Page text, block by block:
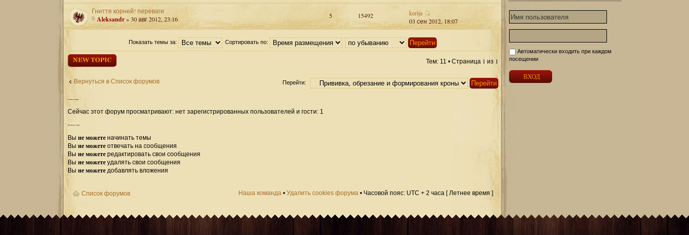
Гниття корней! переваги
Aleksandr» 30 авг 2012, 23:16 5 15492
kerija
03 сен 2012, 18:07
Показать темы за: Сортировать по:
Начать новую
тему
Тем: 11 • Страница 1 из 1
Вернуться в Список форумов Перейти:
Кто сейчас на форуме
Сейчас этот форум просматривают: нет зарегистрированных пользователей и гости: 1
Права доступа к форуму
Вы не можете начинать темы
Вы не можете отвечать на сообщения
Вы не можете редактировать свои сообщения
Вы не можете удалять свои сообщения
Вы не можете добавлять вложения
Список форумов Наша команда • Удалить cookies форума • Часовой пояс: UTC + 2 часа [ Летнее время ]
Автоматически входить при каждом
посещении